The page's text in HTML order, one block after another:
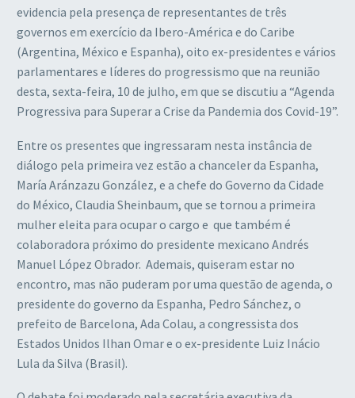
evidencia pela presença de representantes de três
governos em exercício da Ibero-América e do Caribe
(Argentina, México e Espanha), oito ex-presidentes e vários
parlamentares e líderes do progressismo que na reunião
desta, sexta-feira, 10 de julho, em que se discutiu a “Agenda
Progressiva para Superar a Crise da Pandemia dos Covid-19”.
Entre os presentes que ingressaram nesta instância de
diálogo pela primeira vez estão a chanceler da Espanha,
María Aránzazu González, e a chefe do Governo da Cidade
do México, Claudia Sheinbaum, que se tornou a primeira
mulher eleita para ocupar o cargo e que também é
colaboradora próximo do presidente mexicano Andrés
Manuel López Obrador. Ademais, quiseram estar no
encontro, mas não puderam por uma questão de agenda, o
presidente do governo da Espanha, Pedro Sánchez, o
prefeito de Barcelona, ​​Ada Colau, a congressista dos
Estados Unidos Ilhan Omar e o ex-presidente Luiz Inácio
Lula da Silva (Brasil).